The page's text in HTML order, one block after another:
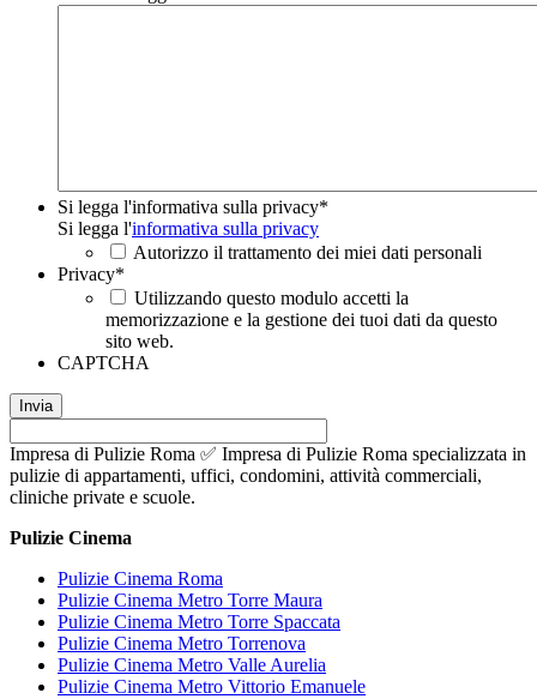
Si legga l'informativa sulla privacy*
Si legga l'informativa sulla privacy
Autorizzo il trattamento dei miei dati personali
Privacy*
Utilizzando questo modulo accetti la
memorizzazione e la gestione dei tuoi dati da questo
sito web.
CAPTCHA
Impresa di Pulizie Roma ✅ Impresa di Pulizie Roma specializzata in
pulizie di appartamenti, uffici, condomini, attività commerciali,
cliniche private e scuole.
Pulizie Cinema
Pulizie Cinema Roma
Pulizie Cinema Metro Torre Maura
Pulizie Cinema Metro Torre Spaccata
Pulizie Cinema Metro Torrenova
Pulizie Cinema Metro Valle Aurelia
Pulizie Cinema Metro Vittorio Emanuele